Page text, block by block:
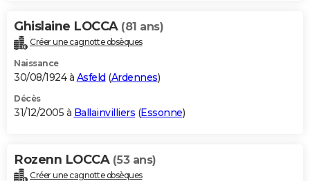
Ghislaine LOCCA (81 ans)
Créer une cagnotte obsèques
Naissance
30/08/1924 à Asfeld (Ardennes)
Décès
31/12/2005 à Ballainvilliers (Essonne)
Rozenn LOCCA (53 ans)
Créer une cagnotte obsèques